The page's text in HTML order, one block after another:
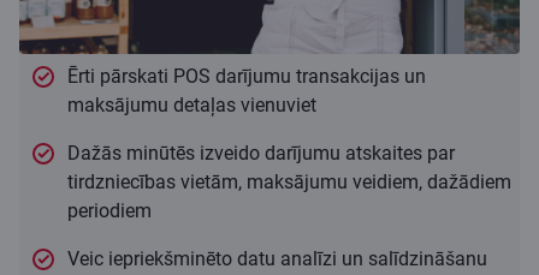
Ērti pārskati POS darījumu transakcijas un
maksājumu detaļas vienuviet
Dažās minūtēs izveido darījumu atskaites par
tirdzniecības vietām, maksājumu veidiem, dažādiem
periodiem
Veic iepriekšminēto datu analīzi un salīdzināšanu